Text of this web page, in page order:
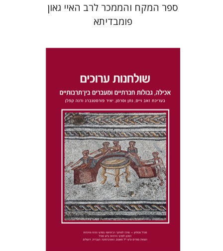
ספר המקח והממכר לרב האיי גאון
פומבדיתא
דנה קפלן נתן וסרמן
זאב וייס
יאיר פורסטנברג
הנחת אתר ספר מודפס
$46
$41